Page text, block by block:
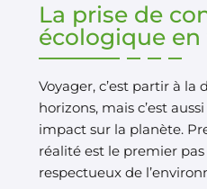
La prise de
écologique en
Voyager, c’est partir à
horizons, mais c’est
impact sur la planète.
réalité est le premier
respectueux de